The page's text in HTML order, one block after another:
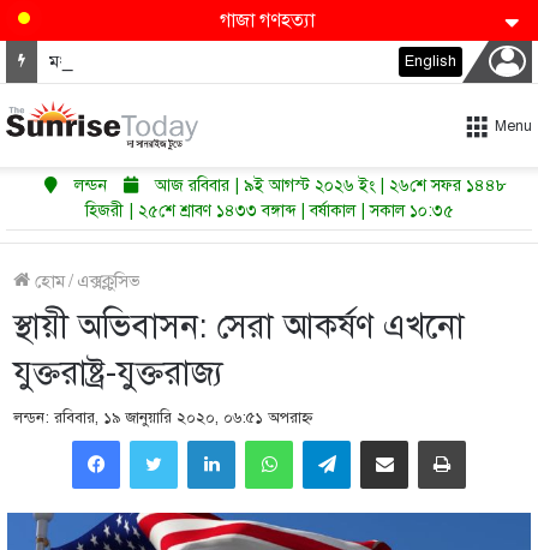
গাজা গণহত্যা
English
Menu
লন্ডন
আজ রবিবার | ৯ই আগস্ট ২০২৬ ইং | ২৬শে সফর ১৪৪৮
হিজরী | ২৫শে শ্রাবণ ১৪৩৩ বঙ্গাব্দ | বর্ষাকাল | সকাল ১০:৩৫
হোম/ এক্সক্লুসিভ
স্থায়ী অভিবাসন: সেরা আকর্ষণ এখনো
যুক্তরাষ্ট্র-যুক্তরাজ্য
লন্ডন: রবিবার, ১৯ জানুয়ারি ২০২০, ০৬:৫১ অপরাহ্ণ
LinkedInWhatsAppTelegramShare via Email Print